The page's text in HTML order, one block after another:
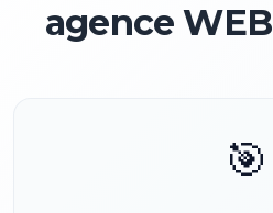
agence WEB
🎯